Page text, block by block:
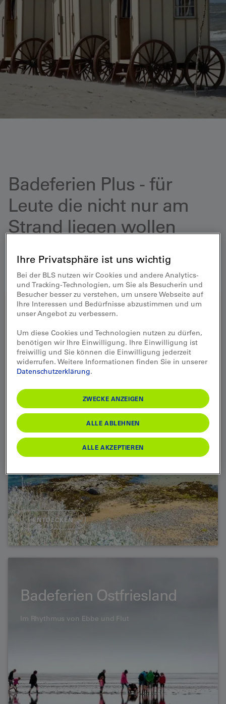
Badeferien Plus - für
Leute die nicht nur am
Strand liegen wollen
Badeferien sind wunderbar entspannend. Wer
daneben trotzdem aktiv werden möchte findet unter
unseren Vorschlägen sicher eine passende Idee.
Badeferien Frankreich –
Atlantikküste
Wilde Küsten, weites Meer
ENTDECKEN
Badeferien Ostfriesland
Im Rhythmus von Ebbe und Flut
Ihre Privatsphäre ist uns wichtig
Bei der BLS nutzen wir Cookies und andere Analytics-
und Tracking-Technologien, um Sie als Besucherin und
Besucher besser zu verstehen, um unsere Webseite auf
Ihre Interessen und Bedürfnisse abzustimmen und um
unser Angebot zu verbessern.
Um diese Cookies und Technologien nutzen zu dürfen,
benötigen wir Ihre Einwilligung. Ihre Einwilligung ist
freiwillig und Sie können die Einwilligung jederzeit
widerrufen. Weitere Informationen finden Sie in unserer
Datenschutzerklärung.
ZWECKE ANZEIGEN
ALLE ABLEHNEN
ALLE AKZEPTIEREN